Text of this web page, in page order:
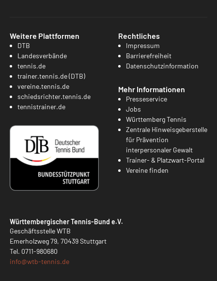
Weitere Plattformen
DTB
Landesverbände
tennis.de
trainer.tennis.de (DTB)
vereine.tennis.de
schiedsrichter.tennis.de
tennistrainer.de
Rechtliches
Impressum
Barrierefreiheit
Datenschutzinformation
Mehr Informationen
Presseservice
Jobs
Württemberg Tennis
Zentrale Hinweisgeberstelle
für Prävention
interpersonaler Gewalt
Trainer- & Platzwart-Portal
Vereine finden
Württembergischer Tennis-Bund e.V.
Geschäftsstelle WTB
Emerholzweg 79, 70439 Stuttgart
Tel. 0711-980680
info@wtb-tennis.de